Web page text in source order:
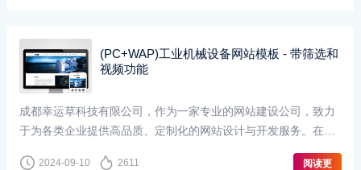
(PC+WAP)工业机械设备网站模板 - 带筛选和
视频功能
成都幸运草科技有限公司，作为一家专业的网站建设公司，致力
于为各类企业提供高品质、定制化的网站设计与开发服务。在机
2024-09-10 2611
阅读更